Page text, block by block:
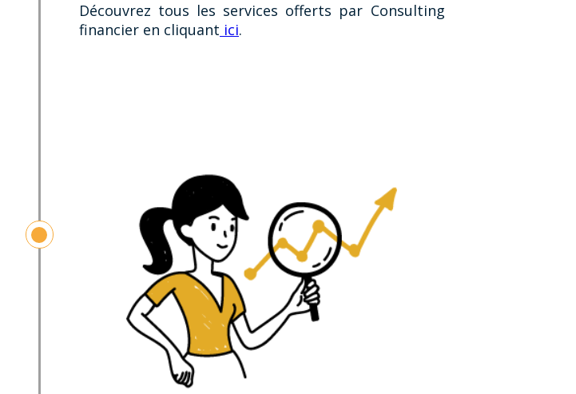
Découvrez tous les services offerts par Consulting
financier en cliquant ici.